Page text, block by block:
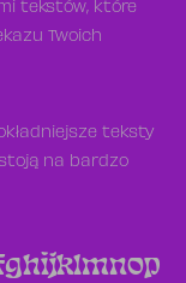
tekstów, które
Twoich
teksty
na bardzo
ghijklmnop